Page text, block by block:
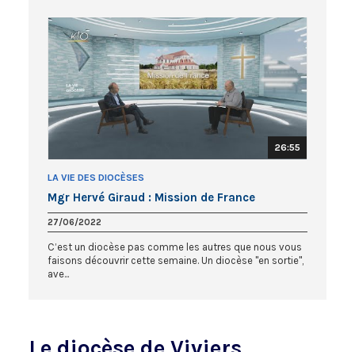
26:55
LA VIE DES DIOCÈSES
Mgr Hervé Giraud : Mission de France
27/06/2022
C’est un diocèse pas comme les autres que nous vous
faisons découvrir cette semaine. Un diocèse "en sortie",
ave...